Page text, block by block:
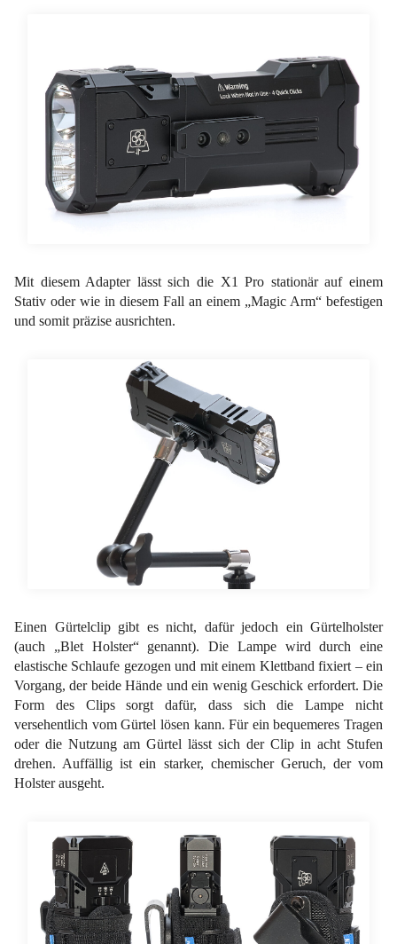
Mit diesem Adapter lässt sich die X1 Pro stationär auf einem
Stativ oder wie in diesem Fall an einem „Magic Arm“ befestigen
und somit präzise ausrichten.
Einen Gürtelclip gibt es nicht, dafür jedoch ein Gürtelholster
(auch „Blet Holster“ genannt). Die Lampe wird durch eine
elastische Schlaufe gezogen und mit einem Klettband fixiert – ein
Vorgang, der beide Hände und ein wenig Geschick erfordert. Die
Form des Clips sorgt dafür, dass sich die Lampe nicht
versehentlich vom Gürtel lösen kann. Für ein bequemeres Tragen
oder die Nutzung am Gürtel lässt sich der Clip in acht Stufen
drehen. Auffällig ist ein starker, chemischer Geruch, der vom
Holster ausgeht.